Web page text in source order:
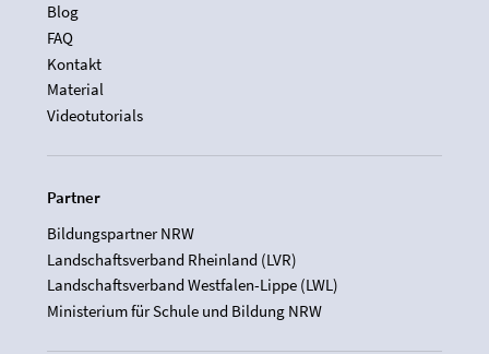
Blog
FAQ
Kontakt
Material
Videotutorials
Partner
Bildungspartner NRW
Landschaftsverband Rheinland (LVR)
Landschaftsverband Westfalen-Lippe (LWL)
Ministerium für Schule und Bildung NRW